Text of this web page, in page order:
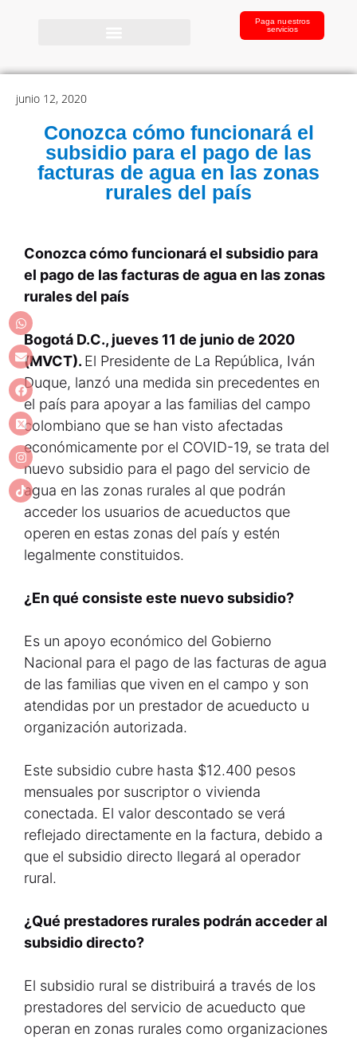
Paga nuestros
servicios
junio 12, 2020
Conozca cómo funcionará el
subsidio para el pago de las
facturas de agua en las zonas
rurales del país
Conozca cómo funcionará el subsidio para
el pago de las facturas de agua en las zonas
rurales del país
Bogotá D.C., jueves 11 de junio de 2020
(MVCT). El Presidente de La República, Iván
Duque, lanzó una medida sin precedentes en
el país para apoyar a las familias del campo
colombiano que se han visto afectadas
económicamente por el COVID-19, se trata del
nuevo subsidio para el pago del servicio de
agua en las zonas rurales al que podrán
acceder los usuarios de acueductos que
operen en estas zonas del país y estén
legalmente constituidos.
¿En qué consiste este nuevo subsidio?
Es un apoyo económico del Gobierno
Nacional para el pago de las facturas de agua
de las familias que viven en el campo y son
atendidas por un prestador de acueducto u
organización autorizada.
Este subsidio cubre hasta $12.400 pesos
mensuales por suscriptor o vivienda
conectada. El valor descontado se verá
reflejado directamente en la factura, debido a
que el subsidio directo llegará al operador
rural.
¿Qué prestadores rurales podrán acceder al
subsidio directo?
El subsidio rural se distribuirá a través de los
prestadores del servicio de acueducto que
operan en zonas rurales como organizaciones